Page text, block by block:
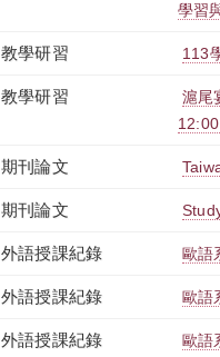
學習
教學研習 113
教學研習
滬尾
期刊論文
期刊論文
外語授課紀錄 歐語
外語授課紀錄 歐語
外語授課紀錄 歐語